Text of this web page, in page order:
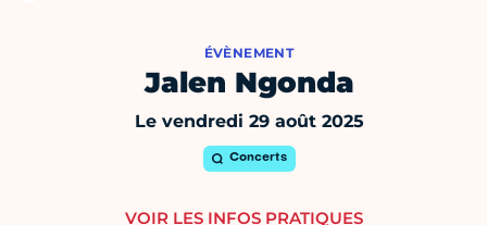
ÉVÈNEMENT
Jalen Ngonda
Le vendredi 29 août 2025
Concerts
VOIR LES INFOS PRATIQUES